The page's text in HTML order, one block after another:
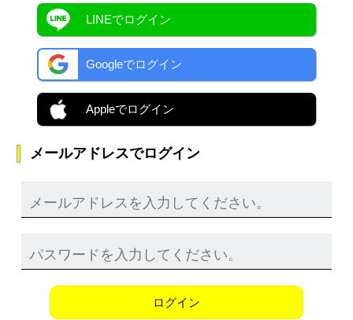
LINEでログイン
Googleでログイン
Appleでログイン
メールアドレスでログイン
ログイン